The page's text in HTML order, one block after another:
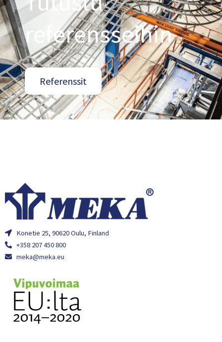
referensseihin
Referenssit
Konetie 25, 90620 Oulu, Finland
+358 207 450 800
meka@meka.eu